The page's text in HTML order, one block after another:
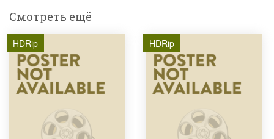
Смотреть ещё
HDRip HDRip